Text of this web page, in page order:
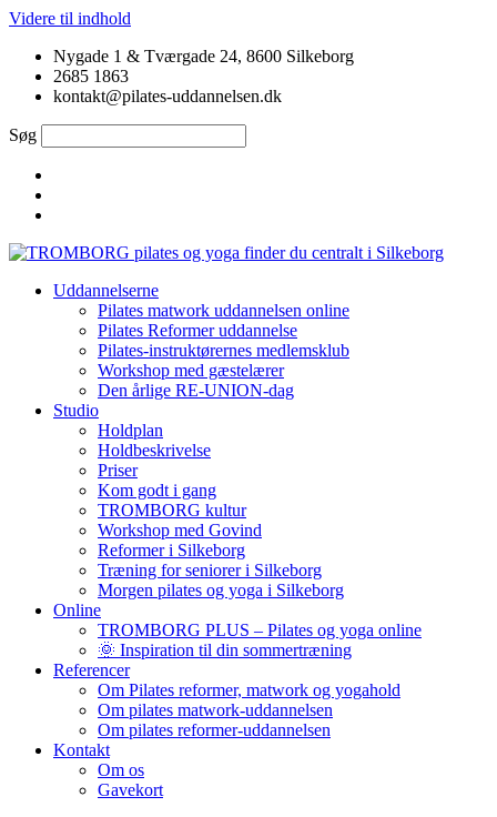
Videre til indhold
Nygade 1 & Tværgade 24, 8600 Silkeborg
2685 1863
kontakt@pilates-uddannelsen.dk
Søg
Uddannelserne
Pilates matwork uddannelsen online
Pilates Reformer uddannelse
Pilates-instruktørernes medlemsklub
Workshop med gæstelærer
Den årlige RE-UNION-dag
Studio
Holdplan
Holdbeskrivelse
Priser
Kom godt i gang
TROMBORG kultur
Workshop med Govind
Reformer i Silkeborg
Træning for seniorer i Silkeborg
Morgen pilates og yoga i Silkeborg
Online
TROMBORG PLUS – Pilates og yoga online
🌞 Inspiration til din sommertræning
Referencer
Om Pilates reformer, matwork og yogahold
Om pilates matwork-uddannelsen
Om pilates reformer-uddannelsen
Kontakt
Om os
Gavekort